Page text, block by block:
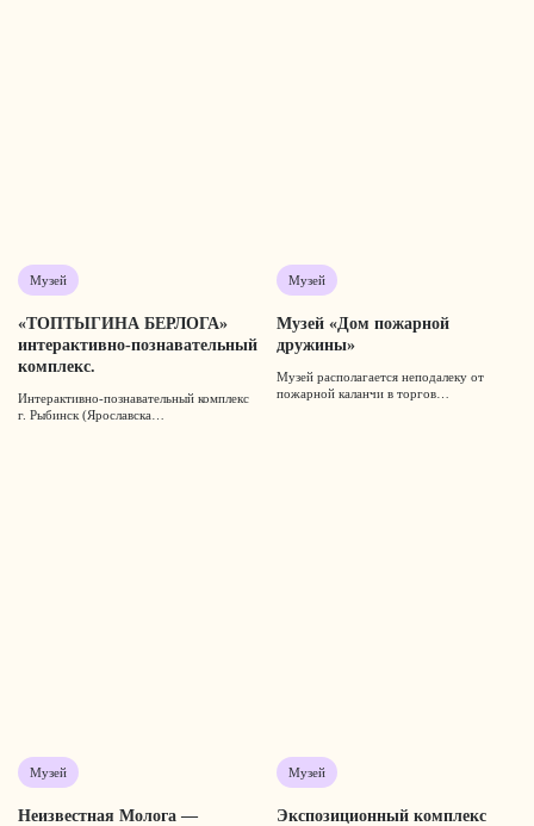
Музей
«ТОПТЫГИНА БЕРЛОГА»
интерактивно-познавательный
комплекс.
Интерактивно-познавательный комплекс
г. Рыбинск (Ярославска…
Музей
Музей «Дом пожарной
дружины»
Музей располагается неподалеку от
пожарной каланчи в торгов…
Музей
Неизвестная Молога —
Музей
Экспозиционный комплекс